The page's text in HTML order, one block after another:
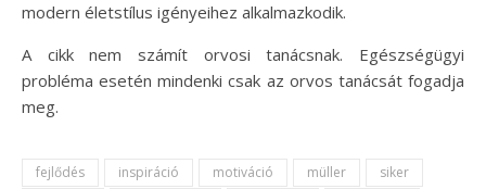
modern életstílus igényeihez alkalmazkodik.
A cikk nem számít orvosi tanácsnak. Egészségügyi
probléma esetén mindenki csak az orvos tanácsát fogadja
meg.
fejlődés inspiráció motiváció müller
siker